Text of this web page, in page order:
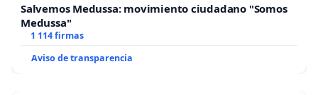
Salvemos Medussa: movimiento ciudadano "Somos
Medussa"
1 114 firmas
Aviso de transparencia